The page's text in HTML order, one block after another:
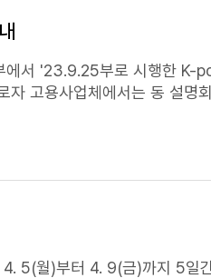
에서 '23.9.25부로 시행한 K-
고용사업체에서는 동 설명회
요내용 : K-point E74(
참석 신청
4. 5(월)부터 4. 9(금)까지 5일